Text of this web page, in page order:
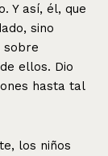
Y así, él, que
sino
sobre
ellos. Dio
hasta tal
los niños